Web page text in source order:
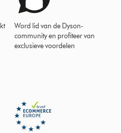
Word lid van de Dyson-
community en profiteer van
exclusieve voordelen